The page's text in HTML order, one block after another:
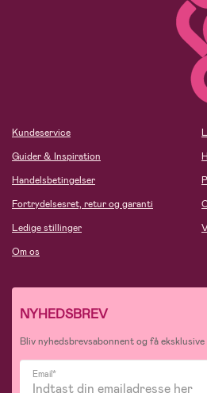
Kundeservice
Guider & Inspiration
Handelsbetingelser
Fortrydelsesret, retur og garanti
Ledige stillinger
Om os
NYHEDSBREV
Bliv nyhedsbrevsabonnent og få
Email*